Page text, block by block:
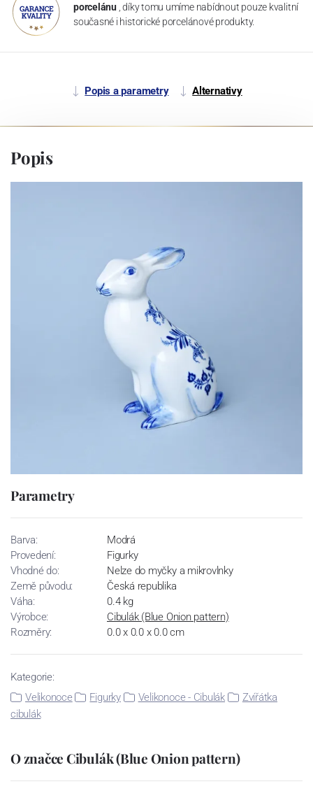
porcelánu , díky tomu umíme nabídnout pouze kvalitní
současné i historické porcelánové produkty.
Popis a parametry Alternativy
Popis
Parametry
Barva:
Modrá
Provedení:
Figurky
Vhodné do:
Nelze do myčky a mikrovlnky
Země původu:
Česká republika
Váha:
0.4 kg
Výrobce:
Cibulák (Blue Onion pattern)
Rozměry:
0.0 x 0.0 x 0.0 cm
Kategorie:
Velikonoce
Figurky Velikonoce - Cibulák
Zvířátka
cibulák
O značce Cibulák (Blue Onion pattern)